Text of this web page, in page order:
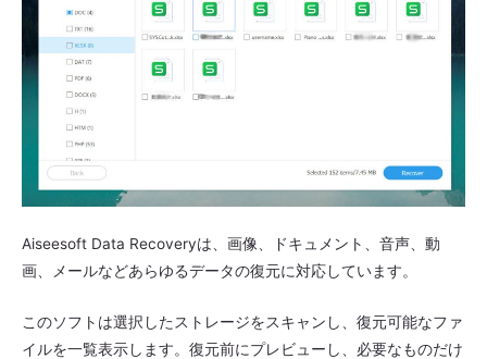
Aiseesoft Data Recoveryは、画像、ドキュメント、音声、動
画、メールなどあらゆるデータの復元に対応しています。
このソフトは選択したストレージをスキャンし、復元可能なファ
イルを一覧表示します。復元前にプレビューし、必要なものだけ